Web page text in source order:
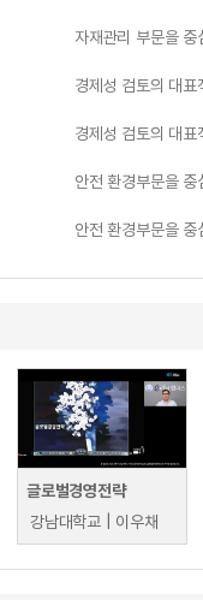
자재관리 부문을
경제성 검토의 대
경제성 검토의 대
안전 환경부문을
안전 환경부문을
글로벌경영전략
강남대학교 | 이우채